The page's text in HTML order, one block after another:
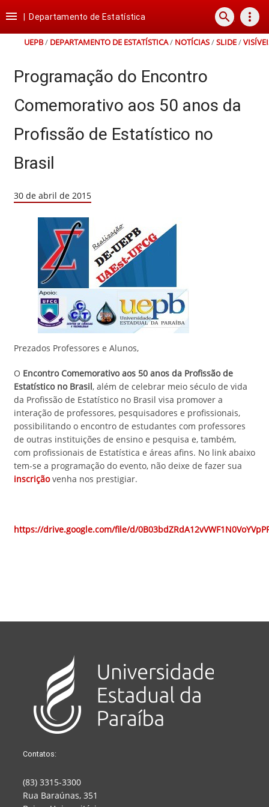
para
conteúdo
para
para
para
rodapé
 Departamento de Estatística search more_vert
UEPB/ DEPARTAMENTO DE ESTATÍSTICA/ NOTÍCIAS/SLIDE/
Programação do Encontro
Comemorativo aos 50 anos da
Profissão de Estatístico no
Brasil
30 de abril de 2015
Prezados Professores e Alunos,
O Encontro Comemorativo aos 50 anos da Profissão de
Estatístico no Brasil, além de celebrar meio século de vida
da Profissão de Estatístico no Brasil visa promover a
interação de professores, pesquisadores e profissionais,
possibilitando o encontro de estudantes com professores
de outras instituições de ensino e pesquisa e, também,
com profissionais de Estatística e áreas afins. No link abaixo
tem-se a programação do evento, não deixe de fazer sua
inscriçãovenha nos prestigiar.
https://drive.google.com/file/d/
Contatos:
(83) 3315-3300
Rua Baraúnas, 351